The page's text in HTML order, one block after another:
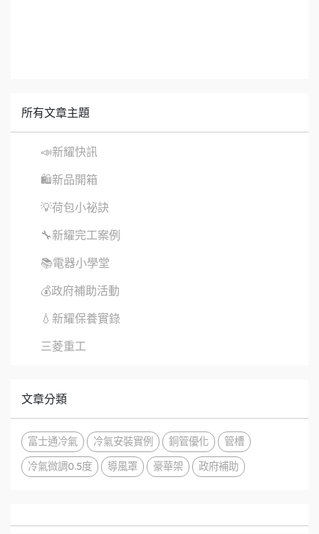
所有文章主題
📣新耀快訊
🛍新品開箱
💡荷包小祕訣
🔧新耀完工案例
📚電器小學堂
💰政府補助活動
💧新耀保養實錄
三菱重工
文章分類
富士通冷氣 冷氣安裝實例 銅管優化
管槽
冷氣微調0.5度
導風罩 豪華架 政府補助